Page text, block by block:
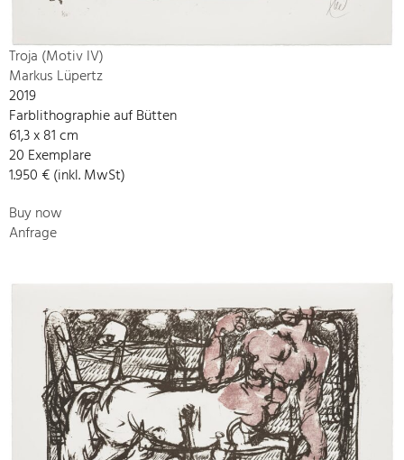
Troja (Motiv IV)
Markus Lüpertz
2019
Farblithographie auf Bütten
61,3 x 81 cm
20 Exemplare
1.950 € (inkl. MwSt)
Buy now
Anfrage